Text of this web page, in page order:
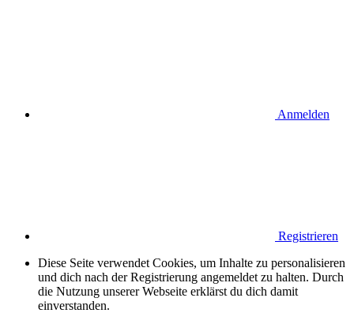
Anmelden
Registrieren
Diese Seite verwendet Cookies, um Inhalte zu personalisieren
und dich nach der Registrierung angemeldet zu halten. Durch
die Nutzung unserer Webseite erklärst du dich damit
einverstanden.